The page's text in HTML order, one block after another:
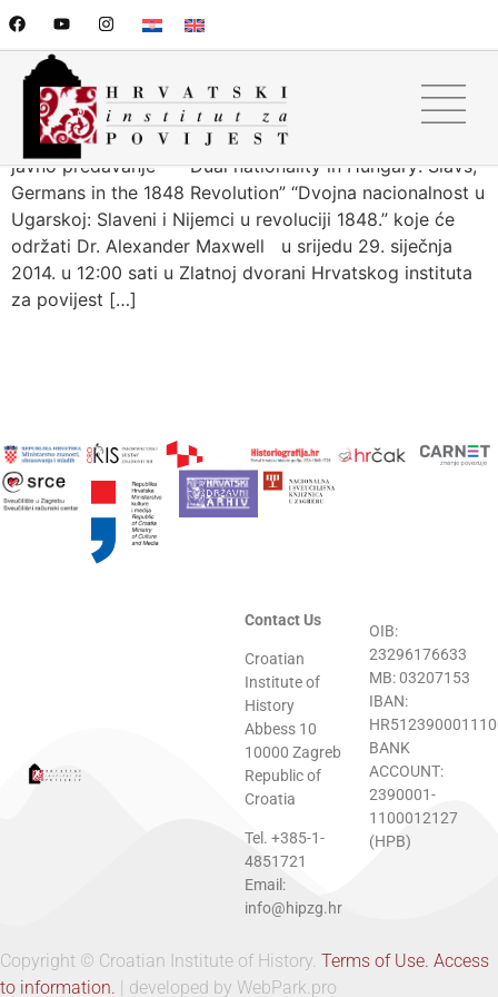
Najava javnog predavanja
Hrvatski institut za povijest ima čast pozvati Vas na
javno predavanje “Dual nationality in Hungary: Slavs,
Germans in the 1848 Revolution” “Dvojna nacionalnost u
Ugarskoj: Slaveni i Nijemci u revoluciji 1848.” koje će
održati Dr. Alexander Maxwell u srijedu 29. siječnja
2014. u 12:00 sati u Zlatnoj dvorani Hrvatskog instituta
za povijest […]
Contact Us
Croatian
Institute of
History
Abbess 10
10000 Zagreb
Republic of
Croatia
Tel. +385-1-
4851721
Email:
info@hipzg.hr
OIB:
23296176633
MB: 03207153
IBAN:
BANK
ACCOUNT:
2390001-
1100012127
(HPB)
Copyright © Croatian Institute of History. Terms of Use. Access
to information. | developed by WebPark.pro